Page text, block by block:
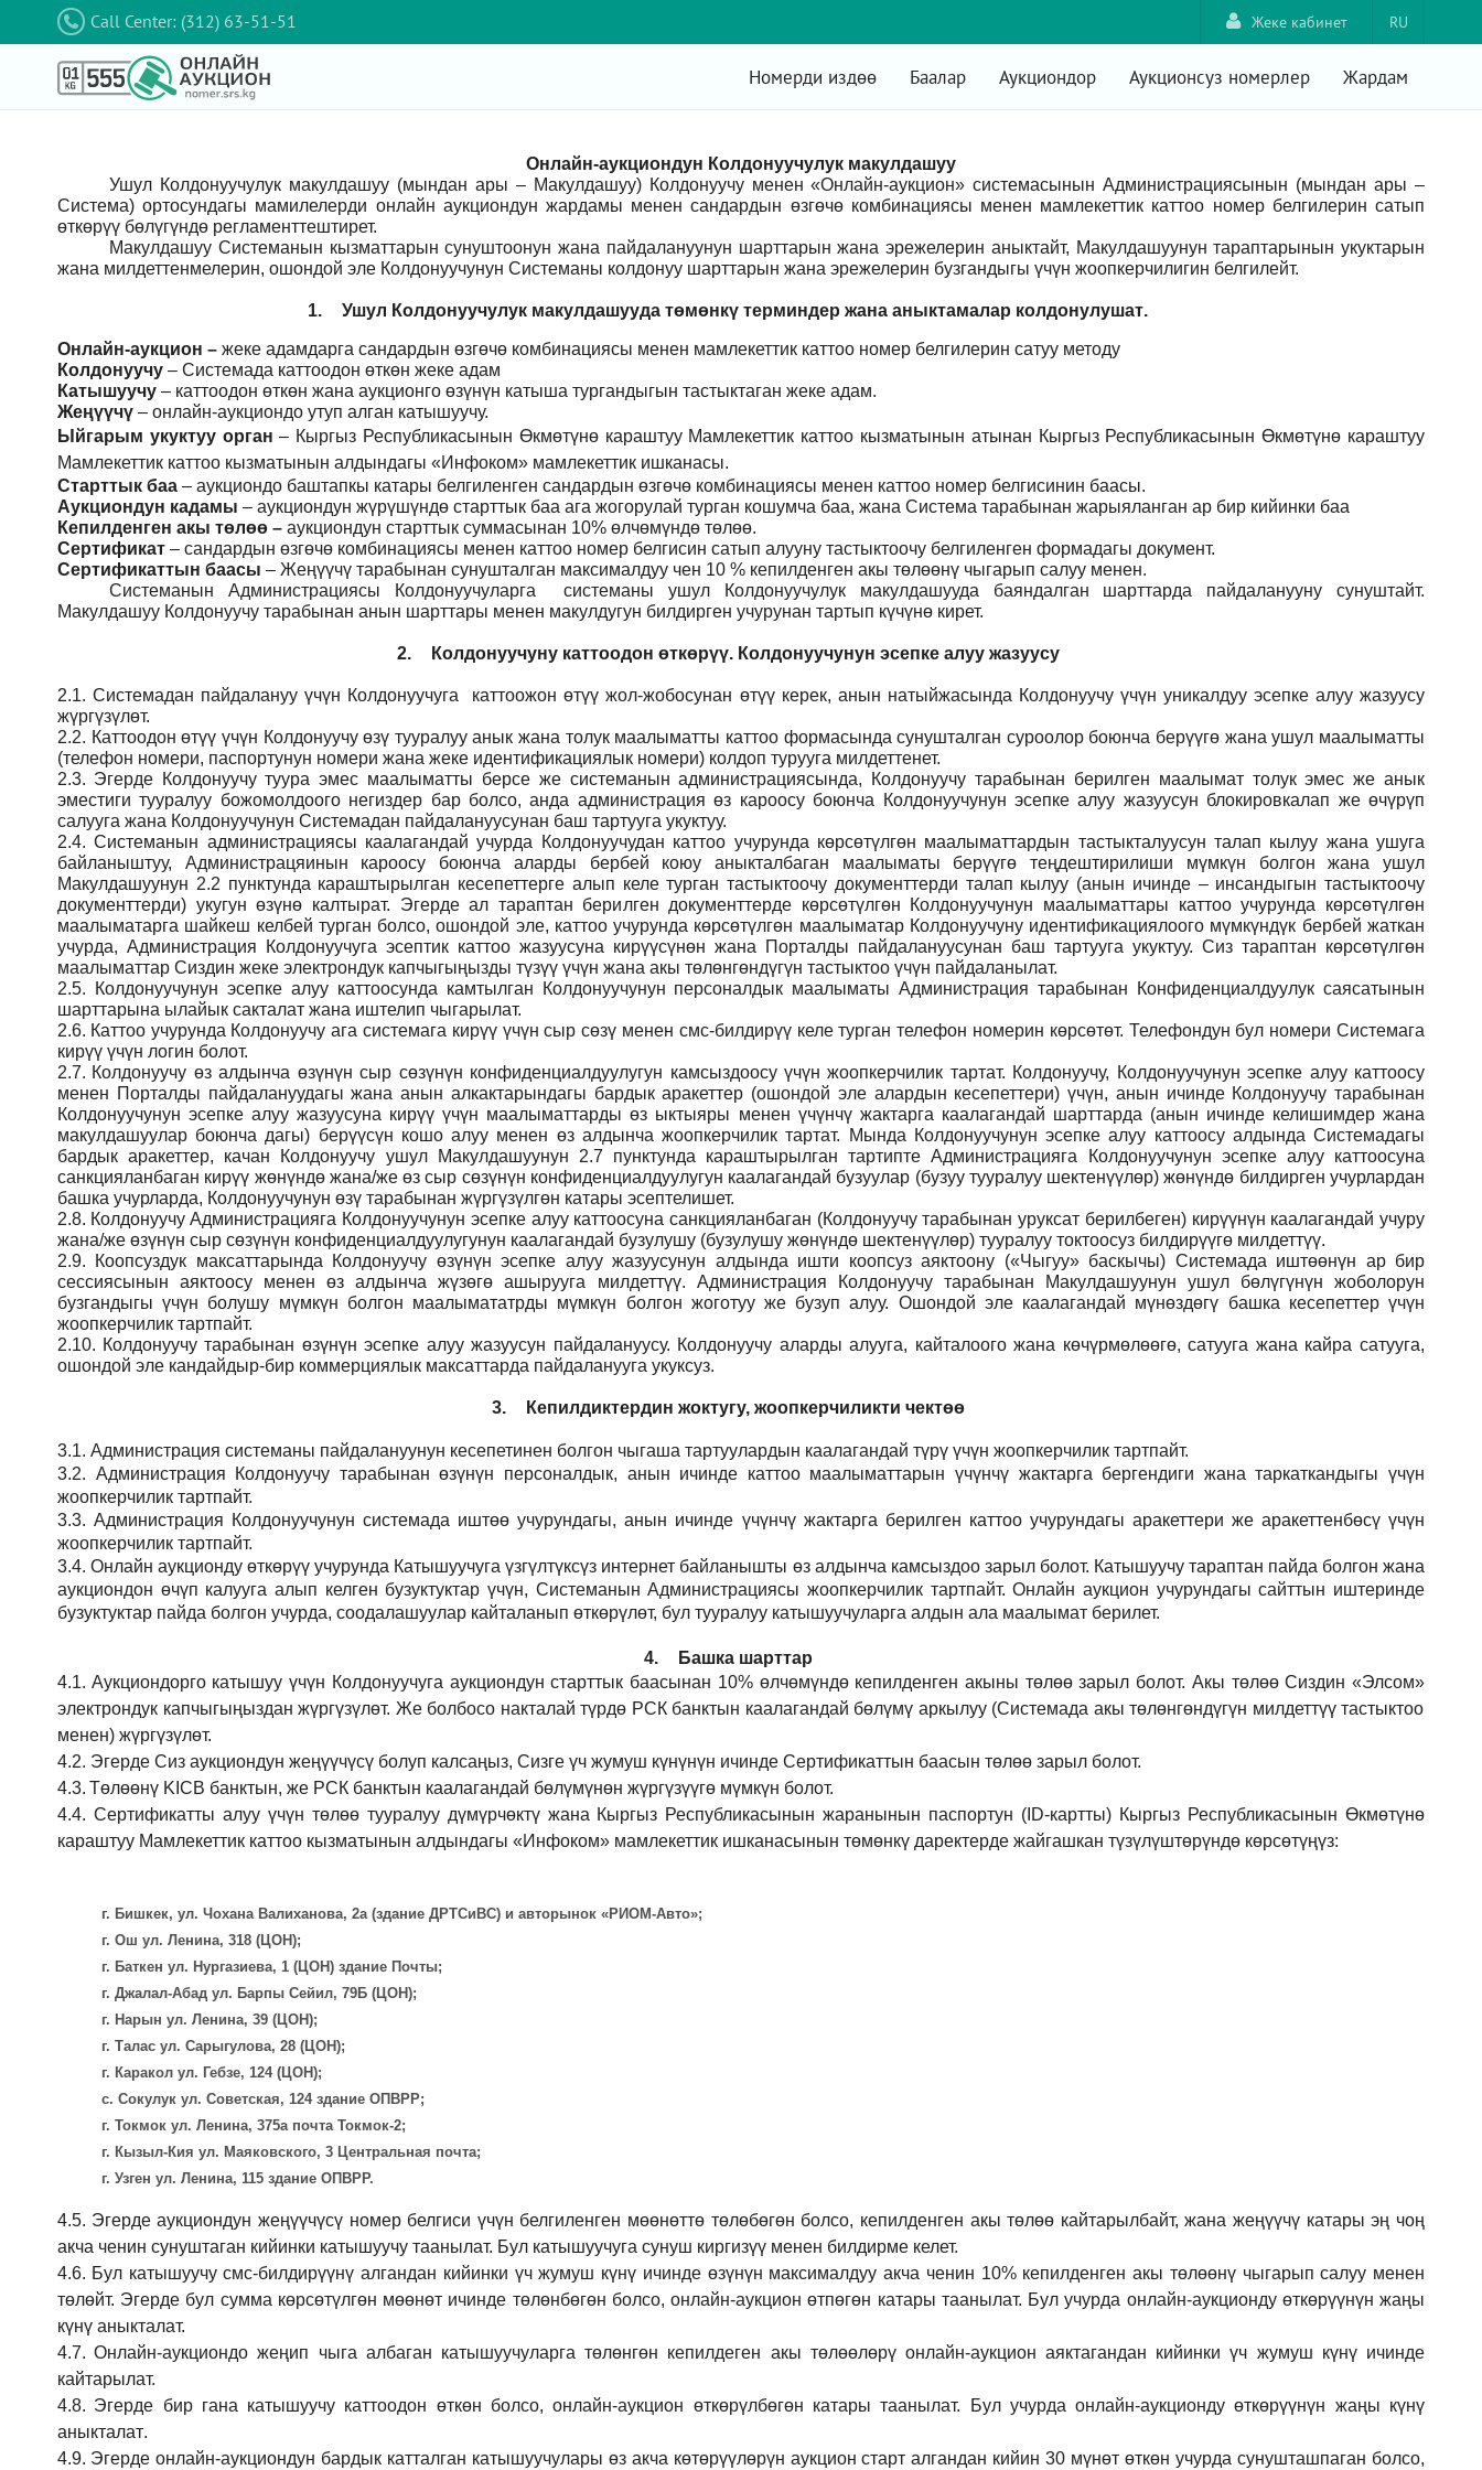
Call Center: (312) 63-51-51 RU
Жеке кабинет
Номерди издөө Баалар Аукциондор Аукционсуз номерлер Жардам
Онлайн-аукциондун Колдонуучулук макулдашуу
Ушул Колдонуучулук макулдашуу (мындан ары – Макулдашуу) Колдонуучу менен «Онлайн-аукцион» системасынын Администрациясынын (мындан ары –
Система) ортосундагы мамилелерди онлайн аукциондун жардамы менен сандардын өзгөчө комбинациясы менен мамлекеттик каттоо номер белгилерин сатып
өткөрүү бөлүгүндө регламенттештирет.
Макулдашуу Системанын кызматтарын сунуштоонун жана пайдалануунун шарттарын жана эрежелерин аныктайт, Макулдашуунун тараптарынын укуктарын
жана милдеттенмелерин, ошондой эле Колдонуучунун Системаны колдонуу шарттарын жана эрежелерин бузгандыгы үчүн жоопкерчилигин белгилейт.
1. Ушул Колдонуучулук макулдашууда төмөнкү терминдер жана аныктамалар колдонулушат.
Онлайн-аукцион – жеке адамдарга сандардын өзгөчө комбинациясы менен мамлекеттик каттоо номер белгилерин сатуу методу
Колдонуучу – Системада каттоодон өткөн жеке адам
Катышуучу – каттоодон өткөн жана аукционго өзүнүн катыша тургандыгын тастыктаган жеке адам.
Жеңүүчү – онлайн-аукциондо утуп алган катышуучу.
Ыйгарым укуктуу орган – Кыргыз Республикасынын Өкмөтүнө караштуу Мамлекеттик каттоо кызматынын атынан Кыргыз Республикасынын Өкмөтүнө караштуу
Мамлекеттик каттоо кызматынын алдындагы «Инфоком» мамлекеттик ишканасы.
Старттык баа – аукциондо баштапкы катары белгиленген сандардын өзгөчө комбинациясы менен каттоо номер белгисинин баасы.
Аукциондун кадамы – аукциондун жүрүшүндө старттык баа ага жогорулай турган кошумча баа, жана Система тарабынан жарыяланган ар бир кийинки баа
Кепилденген акы төлөө – аукциондун старттык суммасынан 10% өлчөмүндө төлөө.
Сертификат – сандардын өзгөчө комбинациясы менен каттоо номер белгисин сатып алууну тастыктоочу белгиленген формадагы документ.
Сертификаттын баасы – Жеңүүчү тарабынан сунушталган максималдуу чен 10 % кепилденген акы төлөөнү чыгарып салуу менен.
СистеманынАдминистрациясы Колдонуучуларга системаны ушул Колдонуучулук макулдашууда баяндалган шарттарда пайдаланууну сунуштайт.
Макулдашуу Колдонуучу тарабынан анын шарттары менен макулдугун билдирген учурунан тартып күчүнө кирет.
2. Колдонуучуну каттоодон өткөрүү. Колдонуучунун эсепке алуу жазуусу
2.1. Системадан пайдалануу үчүн Колдонуучуга каттоожон өтүү жол-жобосунан өтүү керек, анын натыйжасында Колдонуучу үчүн уникалдуу эсепке алуу жазуусу
жүргүзүлөт.
2.2. Каттоодон өтүү үчүн Колдонуучу өзү тууралуу анык жана толук маалыматты каттоо формасында сунушталган суроолор боюнча берүүгө жана ушул маалыматты
(телефон номери, паспортунун номери жана жеке идентификациялык номери) колдоп турууга милдеттенет.
2.3. Эгерде Колдонуучу туура эмес маалыматты берсе же системанын администрациясында, Колдонуучу тарабынан берилген маалымат толук эмес же анык
эместиги тууралуу божомолдоого негиздер бар болсо, анда администрация өз кароосу боюнча Колдонуучунун эсепке алуу жазуусун блокировкалап же өчүрүп
салууга жана Колдонуучунун Системадан пайдалануусунан баш тартууга укуктуу.
2.4.Системанын администрациясы каалагандай учурда Колдонуучудан каттоо учурунда көрсөтүлгөн маалыматтардын тастыкталуусун талап кылуу жана ушуга
байланыштуу, Администрацяинын кароосу боюнча аларды бербей коюу аныкталбаган маалыматы берүүгө теңдештирилиши мүмкүн болгон жана ушул
Макулдашуунун 2.2 пунктунда караштырылган кесепеттерге алып келе турган тастыктоочу документтерди талап кылуу (анын ичинде – инсандыгын тастыктоочу
документтерди) укугун өзүнө калтырат. Эгерде ал тараптан берилген документтерде көрсөтүлгөн Колдонуучунун маалыматтары каттоо учурунда көрсөтүлгөн
маалыматарга шайкеш келбей турган болсо, ошондой эле, каттоо учурунда көрсөтүлгөн маалыматар Колдонуучуну идентификациялоого мүмкүндүк бербей жаткан
учурда, Администрация Колдонуучуга эсептик каттоо жазуусуна кирүүсүнөн жана Порталды пайдалануусунан баш тартууга укуктуу. Сиз тараптан көрсөтүлгөн
маалыматтар Сиздин жеке электрондук капчыгыңызды түзүү үчүн жана акы төлөнгөндүгүн тастыктоо үчүн пайдаланылат.
2.5.
Колдонуучунун эсепке алуу каттоосунда камтылган Колдонуучунун персоналдык маалыматы Администрация тарабынан Конфиденциалдуулук саясатынын
шарттарына ылайык сакталат жана иштелип чыгарылат.
2.6. Каттоо учурунда Колдонуучу ага системага кирүү үчүн сыр сөзү менен смс-билдирүү келе турган телефон номерин көрсөтөт. Телефондун бул номери Системага
кирүү үчүн логин болот.
2.7. Колдонуучу өз алдынча өзүнүн сыр сөзүнүн конфиденциалдуулугун камсыздоосу үчүн жоопкерчилик тартат. Колдонуучу, Колдонуучунун эсепке алуу каттоосу
менен Порталды пайдалануудагы жана анын алкактарындагы бардык аракеттер (ошондой эле алардын кесепеттери) үчүн, анын ичинде Колдонуучу тарабынан
Колдонуучунун эсепке алуу жазуусуна кирүү үчүн маалыматтарды өз ыктыяры менен үчүнчү жактарга каалагандай шарттарда (анын ичинде келишимдер жана
макулдашуулар боюнча дагы) берүүсүн кошо алуу менен өз алдынча жоопкерчилик тартат. Мында Колдонуучунун эсепке алуу каттоосу алдында Системадагы
бардык аракеттер, качан Колдонуучу ушул Макулдашуунун 2.7 пунктунда караштырылган тартипте Администрацияга Колдонуучунун эсепке алуу каттоосуна
санкцияланбаган кирүү жөнүндө жана/же өз сыр сөзүнүн конфиденциалдуулугун каалагандай бузуулар (бузуу тууралуу шектенүүлөр) жөнүндө билдирген учурлардан
башка учурларда, Колдонуучунун өзү тарабынан жүргүзүлгөн катары эсептелишет.
2.8. Колдонуучу Администрацияга Колдонуучунун эсепке алуу каттоосуна санкцияланбаган (Колдонуучу тарабынан уруксат берилбеген) кирүүнүн каалагандай учуру
жана/же өзүнүн сыр сөзүнүн конфиденциалдуулугунун каалагандай бузулушу (бузулушу жөнүндө шектенүүлөр) тууралуу токтоосуз билдирүүгө милдеттүү.
2.9. Коопсуздук максаттарында Колдонуучу өзүнүн эсепке алуу жазуусунун алдында ишти коопсуз аяктоону («Чыгуу» баскычы) Системада иштөөнүн ар бир
сессиясынын аяктоосу менен өз алдынча жүзөгө ашырууга милдеттүү. Администрация Колдонуучу тарабынан Макулдашуунун ушул бөлүгүнүн жоболорун
бузгандыгы үчүн болушу мүмкүн болгон маалымататрды мүмкүн болгон жоготуу же бузуп алуу. Ошондой эле каалагандай мүнөздөгү башка кесепеттер үчүн
жоопкерчилик тартпайт.
2.10. Колдонуучу тарабынан өзүнүн эсепке алуу жазуусун пайдалануусу. Колдонуучу аларды алууга, кайталоого жана көчүрмөлөөгө, сатууга жана кайра сатууга,
ошондой эле кандайдыр-бир коммерциялык максаттарда пайдаланууга укуксуз.
3. Кепилдиктердин жоктугу, жоопкерчиликти чектөө
3.1. Администрация системаны пайдалануунун кесепетинен болгон чыгаша тартуулардын каалагандай түрү үчүн жоопкерчилик тартпайт.
3.2. Администрация
Колдонуучу тарабынан өзүнүн персоналдык, анын ичинде каттоо маалыматтарын үчүнчү жактарга бергендиги жана таркаткандыгы үчүн
жоопкерчилик тартпайт.
3.3.Администрация Колдонуучунун системада иштөө учурундагы, анын ичинде үчүнчү жактарга берилген каттоо учурундагы аракеттери же аракеттенбөсү үчүн
жоопкерчилик тартпайт.
3.4.Онлайн аукционду өткөрүү учурунда Катышуучуга үзгүлтүксүз интернет байланышты өз алдынча камсыздоо зарылболот. Катышуучу тараптан пайда болгон жана
аукциондон өчүп калууга алып келген бузуктуктар үчүн, Системанын Администрациясы жоопкерчилик тартпайт. Онлайн аукцион учурундагы сайттын иштеринде
бузуктуктар пайда болгон учурда, соодалашуулар кайталанып өткөрүлөт, бул тууралуу катышуучуларга алдын ала маалымат берилет.
4.
Башка шарттар
4.1. Аукциондорго катышуу үчүн Колдонуучуга аукциондун старттык баасынан 10% өлчөмүндө кепилденген акыны төлөө зарыл болот. Акы төлөө Сиздин«Элсом»
электрондук капчыгыңыздан жүргүзүлөт. Же болбосо накталай түрдө РСК банктын каалагандай бөлүмү аркылуу (Системада акы төлөнгөндүгүн милдеттүү тастыктоо
менен) жүргүзүлөт.
4.2. Эгерде Сиз аукциондун жеңүүчүсү болуп калсаңыз, Сизге үч жумуш күнүнүн ичинде Сертификаттын баасын төлөө зарыл болот.
4.3. Төлөөнү KICB банктын, же РСК банктын каалагандай бөлүмүнөн жүргүзүүгө мүмкүн болот.
4.4. Сертификатты алуу үчүн төлөө тууралуу дүмүрчөктү жана Кыргыз Республикасынын жаранынын паспортун (ID-картты) Кыргыз Республикасынын Өкмөтүнө
караштуу Мамлекеттик каттоо кызматынын алдындагы «Инфоком» мамлекеттик ишканасынын төмөнкү даректерде жайгашкан түзүлүштөрүндө көрсөтүңүз:
г. Бишкек, ул. Чохана Валиханова, 2а (здание ДРТСиВС) и авторынок «РИОМ-Авто»;
г. Ош ул. Ленина, 318 (ЦОН);
г. Баткен ул. Нургазиева, 1 (ЦОН) здание Почты;
г. Джалал-Абад ул. Барпы Сейил, 79Б (ЦОН);
г. Нарын ул. Ленина, 39 (ЦОН);
г. Талас ул. Сарыгулова, 28 (ЦОН);
г. Каракол ул. Гебзе, 124 (ЦОН);
с. Сокулук ул. Советская, 124 здание ОПВРР;
г. Токмок ул. Ленина, 375а почта Токмок-2;
г. Кызыл-Кия ул. Маяковского, 3 Центральная почта;
г. Узген ул. Ленина, 115 здание ОПВРР.
4.5. Эгерде аукциондун жеңүүчүсү номер белгиси үчүн белгиленген мөөнөттө төлөбөгөн болсо, кепилденген акы төлөө кайтарылбайт, жана жеңүүчү катары эң чоң
акча ченин сунуштаган кийинки катышуучу таанылат. Бул катышуучуга сунуш киргизүү менен билдирме келет.
4.6. Бул катышуучу смс-билдирүүнү алгандан кийинки үч жумуш күнү ичинде өзүнүн максималдуу акча ченин 10% кепилденген акы төлөөнү чыгарып салуу менен
төлөйт. Эгерде бул сумма көрсөтүлгөн мөөнөт ичинде төлөнбөгөн болсо, онлайн-аукцион өтпөгөн катары таанылат. Бул учурда онлайн-аукционду өткөрүүнүн жаңы
күнү аныкталат.
4.7. Онлайн-аукциондо жеңип чыга албаган катышуучуларга төлөнгөн кепилдеген акы төлөөлөрү онлайн-аукцион аяктагандан кийинки үч жумуш күнү ичинде
кайтарылат.
4.8. Эгерде бир гана катышуучу каттоодон өткөн болсо, онлайн-аукцион өткөрүлбөгөн катары таанылат.
Бул учурда онлайн-аукционду өткөрүүнүн жаңы күнү
аныкталат.
4.9. Эгерде онлайн-аукциондун бардык катталган катышуучулары өз акча көтөрүүлөрүн аукцион старт алгандан кийин 30 мүнөт өткөн учурда сунушташпаган болсо,